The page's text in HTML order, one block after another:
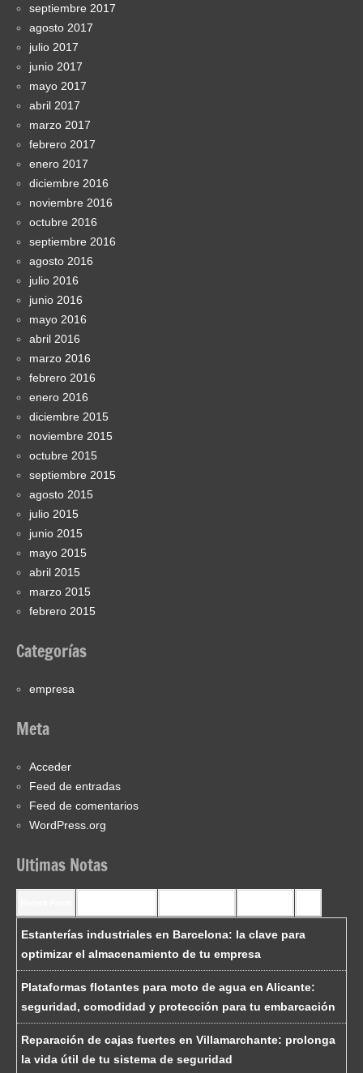
septiembre 2017
agosto 2017
julio 2017
junio 2017
mayo 2017
abril 2017
marzo 2017
febrero 2017
enero 2017
diciembre 2016
noviembre 2016
octubre 2016
septiembre 2016
agosto 2016
julio 2016
junio 2016
mayo 2016
abril 2016
marzo 2016
febrero 2016
enero 2016
diciembre 2015
noviembre 2015
octubre 2015
septiembre 2015
agosto 2015
julio 2015
junio 2015
mayo 2015
abril 2015
marzo 2015
febrero 2015
Categorías
empresa
Meta
Acceder
Feed de entradas
Feed de comentarios
WordPress.org
Ultimas Notas
Estanterías industriales en Barcelona: la clave para
optimizar el almacenamiento de tu empresa
Plataformas flotantes para moto de agua en Alicante:
seguridad, comodidad y protección para tu embarcación
Reparación de cajas fuertes en Villamarchante: prolonga
la vida útil de tu sistema de seguridad